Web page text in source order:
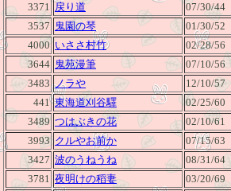
3371 戻り道 07/30/44
3537 鬼園の琴 01/30/52
4000 いささ村竹 02/28/56
3644 鬼苑漫筆 07/10/56
3483 ノラや 12/10/57
441 東海道刈谷驛 02/25/60
3489 つはぶきの花 02/10/61
3993 クルやお前か 07/15/63
3427 波のうねうね 08/31/64
3781 夜明けの稻妻 03/20/69